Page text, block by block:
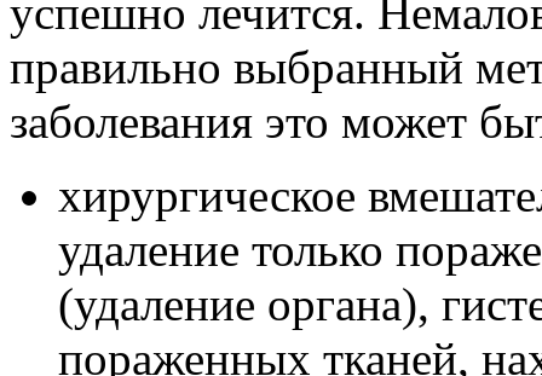
успешно лечится.
правильно выбранный
заболевания это может
хирургическое
удаление только
(удаление органа),
пораженных тканей,